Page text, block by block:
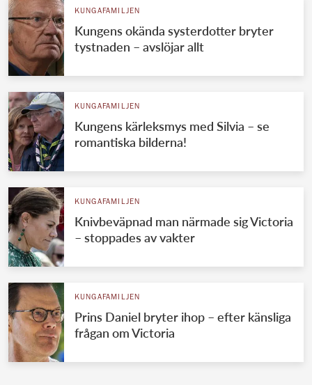
KUNGAFAMILJEN
Kungens okända systerdotter bryter
tystnaden – avslöjar allt
KUNGAFAMILJEN
Kungens kärleksmys med Silvia – se
romantiska bilderna!
KUNGAFAMILJEN
Knivbeväpnad man närmade sig Victoria
– stoppades av vakter
KUNGAFAMILJEN
Prins Daniel bryter ihop – efter känsliga
frågan om Victoria